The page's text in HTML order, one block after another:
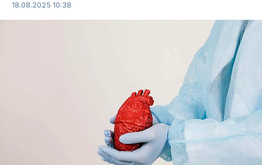
18.08.2025 10:38